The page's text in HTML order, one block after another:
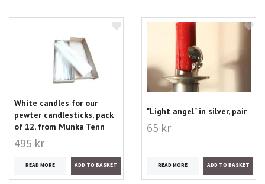
White candles for our
pewter candlesticks, pack
of 12, from Munka Tenn
495 kr
READ MORE
"Light angel" in silver, pair
65 kr
READ MORE